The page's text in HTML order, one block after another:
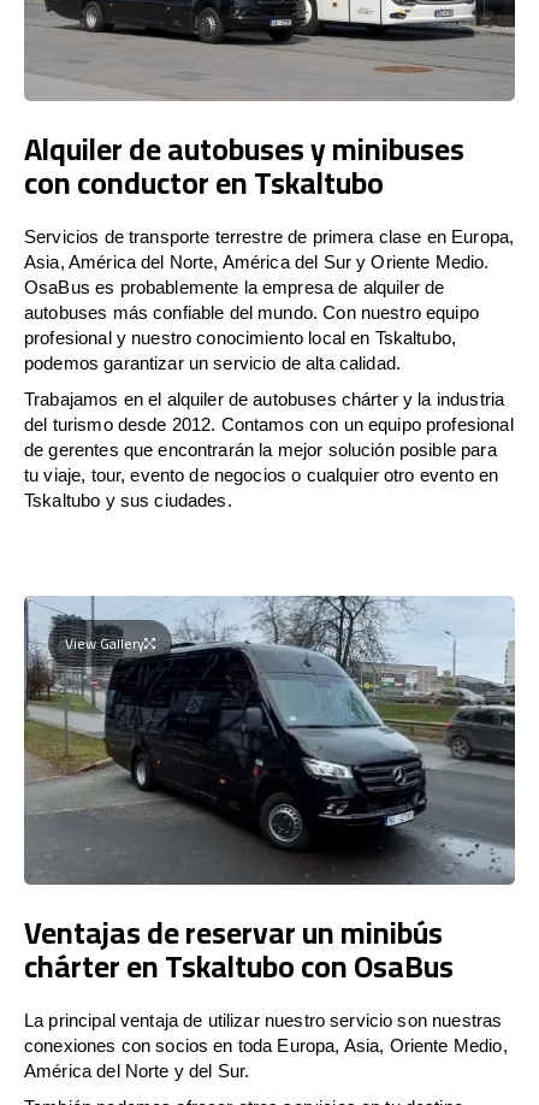
Alquiler de autobuses y minibuses
con conductor en Tskaltubo
Servicios de transporte terrestre de primera clase en Europa,
Asia, América del Norte, América del Sur y Oriente Medio.
OsaBus es probablemente la empresa de alquiler de
autobuses más confiable del mundo. Con nuestro equipo
profesional y nuestro conocimiento local en Tskaltubo,
podemos garantizar un servicio de alta calidad.
Trabajamos en el alquiler de autobuses chárter y la industria
del turismo desde 2012. Contamos con un equipo profesional
de gerentes que encontrarán la mejor solución posible para
tu viaje, tour, evento de negocios o cualquier otro evento en
Tskaltubo y sus ciudades.
View Gallery
Ventajas de reservar un minibús
chárter en Tskaltubo con OsaBus
La principal ventaja de utilizar nuestro servicio son nuestras
conexiones con socios en toda Europa, Asia, Oriente Medio,
América del Norte y del Sur.